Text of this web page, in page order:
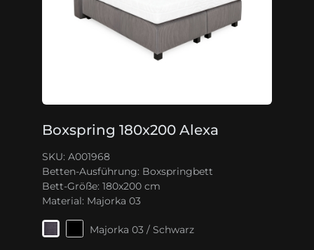
Boxspring 180x200 Alexa
SKU: A001968
Betten-Ausführung: Boxspringbett
Bett-Größe: 180x200 cm
Material: Majorka 03
Majorka 03 / Schwarz